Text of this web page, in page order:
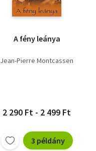
A fény leánya
Jean-Pierre Montcassen
2 290 Ft - 2 499 Ft
3 példány